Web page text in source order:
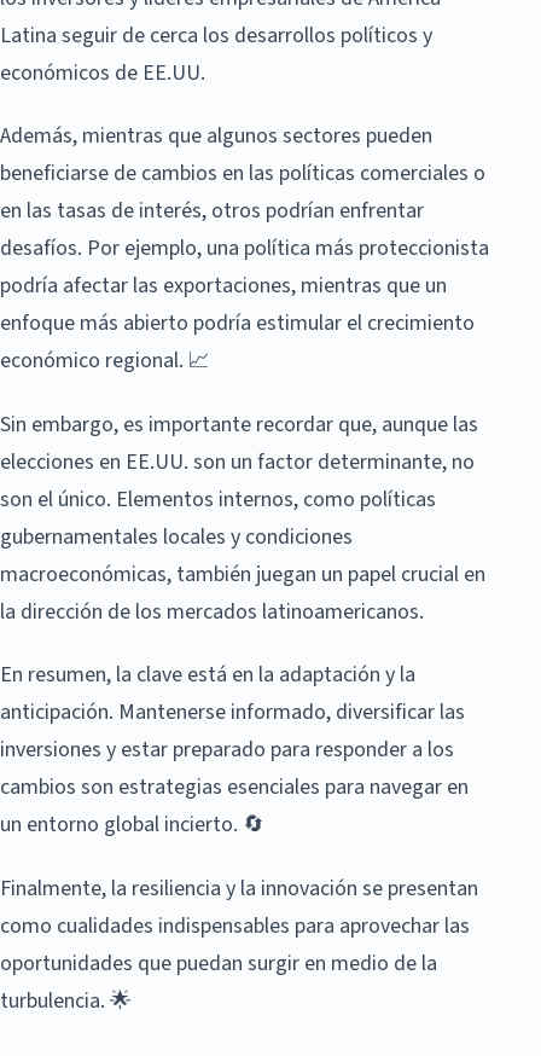
Latina seguir de cerca los desarrollos políticos y
económicos de EE.UU.
Además, mientras que algunos sectores pueden
beneficiarse de cambios en las políticas comerciales o
en las tasas de interés, otros podrían enfrentar
desafíos. Por ejemplo, una política más proteccionista
podría afectar las exportaciones, mientras que un
enfoque más abierto podría estimular el crecimiento
económico regional. 📈
Sin embargo, es importante recordar que, aunque las
elecciones en EE.UU. son un factor determinante, no
son el único. Elementos internos, como políticas
gubernamentales locales y condiciones
macroeconómicas, también juegan un papel crucial en
la dirección de los mercados latinoamericanos.
En resumen, la clave está en la adaptación y la
anticipación. Mantenerse informado, diversificar las
inversiones y estar preparado para responder a los
cambios son estrategias esenciales para navegar en
un entorno global incierto. 🔄
Finalmente, la resiliencia y la innovación se presentan
como cualidades indispensables para aprovechar las
oportunidades que puedan surgir en medio de la
turbulencia. 🌟